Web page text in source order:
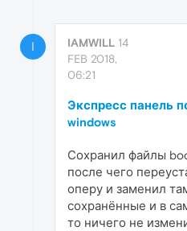
I IAMWILL 14
FEB 2018,
06:21
Экспресс панель
windows
Сохранил файлы
после чего
оперу и заменил
сохранённые и в
то ничего не